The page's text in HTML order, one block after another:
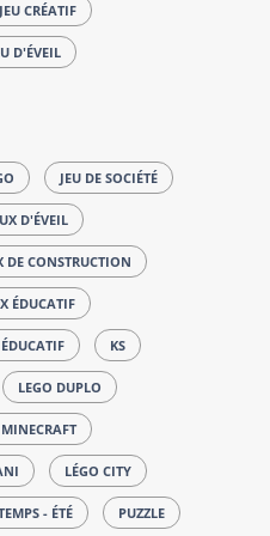
JEU CRÉATIF
D'ÉVEIL
JEU DE SOCIÉTÉ
D'ÉVEIL
DE CONSTRUCTION
ÉDUCATIF
ÉDUCATIF KS
LEGO DUPLO
LÉGO CITY
- ÉTÉ PUZZLE